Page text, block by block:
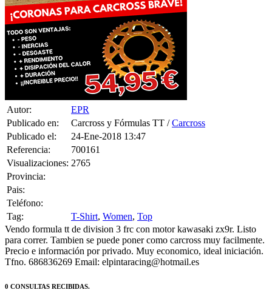
Autor:
EPR
Publicado en:
Carcross y Fórmulas TT /Carcross
Publicado el:
24-Ene-2018 13:47
Referencia:
700161
Visualizaciones: 2765
Provincia:
Pais:
Teléfono:
Tag:
T-Shirt, Women, Top
Vendo formula tt de division 3 frc con motor kawasaki zx9r. Listo
para correr. Tambien se puede poner como carcross muy facilmente.
Precio e información por privado. Muy economico, ideal iniciación.
Tfno. 686836269 Email: elpintaracing@hotmail.es
0 CONSULTAS RECIBIDAS.